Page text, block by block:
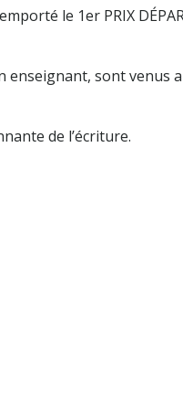
le 1er PRIX
enseignant, sont
de l’écriture.